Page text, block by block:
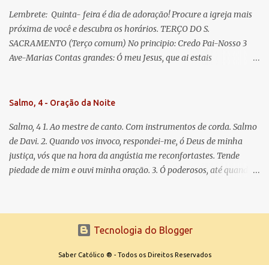
Lembrete: Quinta- feira é dia de adoração! Procure a igreja mais
próxima de você e descubra os horários. TERÇO DO S.
SACRAMENTO (Terço comum) No principio: Credo Pai-Nosso 3
Ave-Marias Contas grandes: Ó meu Jesus, que ai estais
Vós morra eu! Nas contas pequenas: Sacramento de Amor!
que nos salva, dá-nos Vossa força, Vosso perdão e a Vossa
misericórdia. (no fim) Rezar 3 vezes: Louvores e graças se deem a
cada momento ao Santíssimo e Diviníssimo Sacramento.
Salmo, 4 - Oração da Noite
Salmo, 4 1. Ao mestre de canto. Com instrumentos de corda. Salmo
de Davi. 2. Quando vos invoco, respondei-me, ó Deus de minha
justiça, vós que na hora da angústia me reconfortastes. Tende
piedade de mim e ouvi minha oração. 3. Ó poderosos, até quando
o Senhor me ouviu quando o invoquei. 5. Tremei, mas sem pecar;
refleti em vossos corações, quando estiverdes em vossos leitos, e
Senhor. 7. Dizem muitos: Quem nos fará ver a felicidade? Fazei
Tecnologia do Blogger
Saber Católico ® - Todos os Direitos Reservados